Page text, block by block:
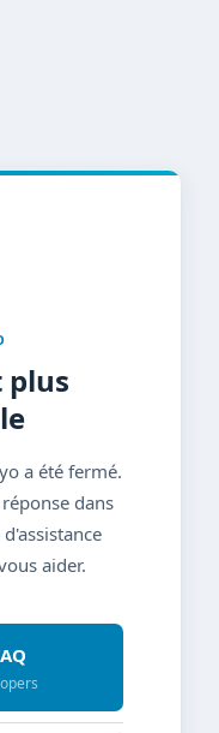
plus
a été fermé.
dans
aider.